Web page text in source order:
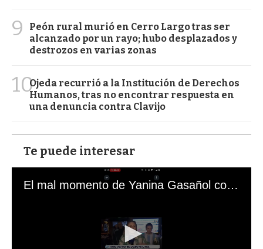
9
Peón rural murió en Cerro Largo tras ser
alcanzado por un rayo; hubo desplazados y
destrozos en varias zonas
10Ojeda recurrió a la Institución de Derechos
Humanos, tras no encontrar respuesta en
una denuncia contra Clavijo
Te puede interesar
El mal momento de Yanina Gasañol con un hincha argentino en "Subrayado"